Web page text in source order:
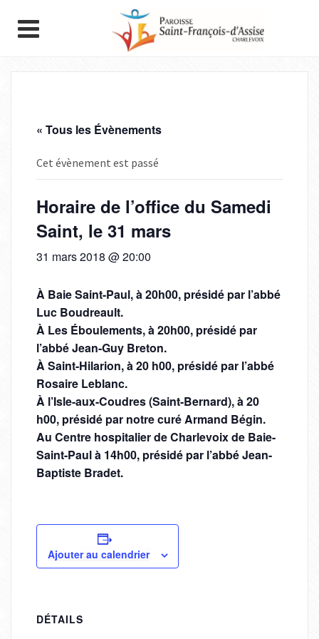
« Tous les Évènements
Cet évènement est passé
Horaire de l’office du Samedi
Saint, le 31 mars
31 mars 2018 @ 20:00
À Baie Saint-Paul, à 20h00, présidé par l’abbé
Luc Boudreault.
À Les Éboulements, à 20h00, présidé par
l’abbé Jean-Guy Breton.
À Saint-Hilarion, à 20 h00, présidé par l’abbé
Rosaire Leblanc.
À l’Isle-aux-Coudres (Saint-Bernard), à 20
h00, présidé par notre curé Armand Bégin.
Au Centre hospitalier de Charlevoix de Baie-
Saint-Paul à 14h00, présidé par l’abbé Jean-
Baptiste Bradet.
Ajouter au calendrier
DÉTAILS